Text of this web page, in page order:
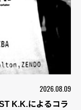
2026.08.09
K.K.によるコラ